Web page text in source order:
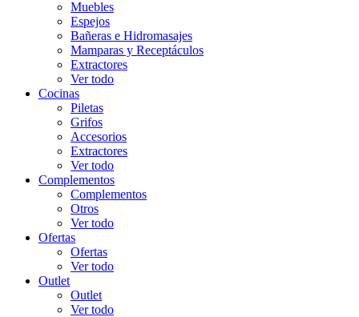
Muebles
Espejos
Bañeras e Hidromasajes
Mamparas y Receptáculos
Extractores
Ver todo
Cocinas
Piletas
Grifos
Accesorios
Extractores
Ver todo
Complementos
Complementos
Otros
Ver todo
Ofertas
Ofertas
Ver todo
Outlet
Outlet
Ver todo